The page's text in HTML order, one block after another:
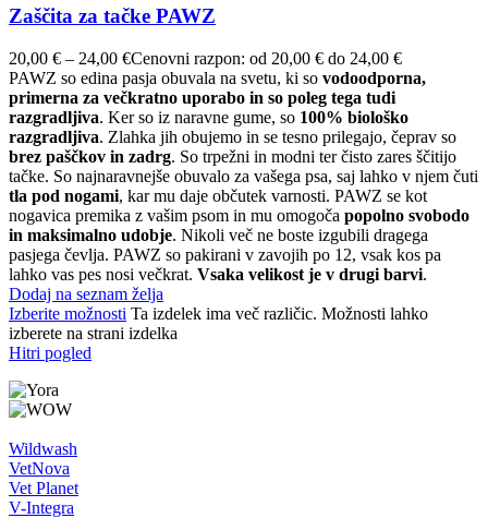
Zaščita za tačke PAWZ
20,00 € – 24,00 €Cenovni razpon: od 20,00 € do 24,00 €
PAWZ so edina pasja obuvala na svetu, ki so vodoodporna,
primerna za večkratno uporabo in so poleg tega tudi
razgradljiva. Ker so iz naravne gume, so 100% biološko
razgradljiva. Zlahka jih obujemo in se tesno prilegajo, čeprav so
brez paščkov in zadrg. So trpežni in modni ter čisto zares ščitijo
tačke. So najnaravnejše obuvalo za vašega psa, saj lahko v njem čuti
tla pod nogami, kar mu daje občutek varnosti. PAWZ se kot
nogavica premika z vašim psom in mu omogoča popolno svobodo
in maksimalno udobje. Nikoli več ne boste izgubili dragega
pasjega čevlja. PAWZ so pakirani v zavojih po 12, vsak kos pa
lahko vas pes nosi večkrat. Vsaka velikost je v drugi barvi.
Dodaj na seznam želja
Izberite možnosti Ta izdelek ima več različic. Možnosti lahko
izberete na strani izdelka
Hitri pogled
Wildwash
VetNova
Vet Planet
V-Integra